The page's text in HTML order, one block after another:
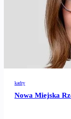
kadry
Nowa Miejska